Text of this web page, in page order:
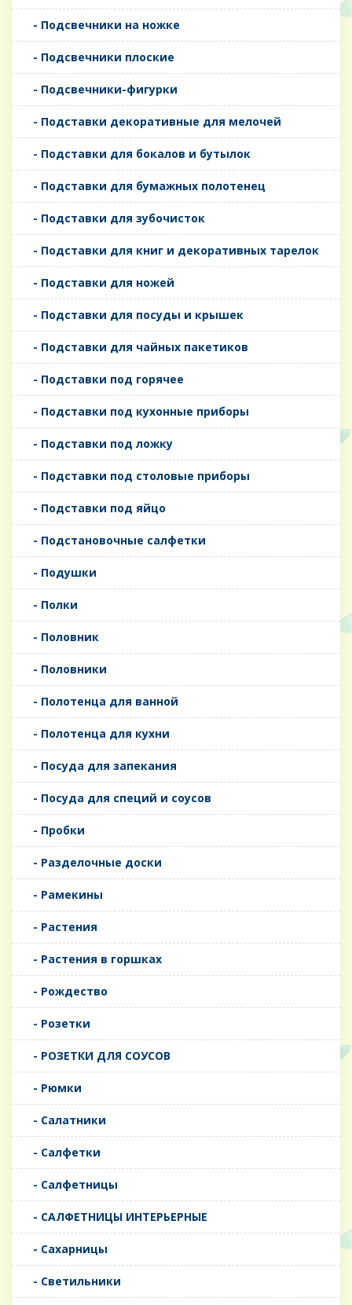
- Подсвечники на ножке
- Подсвечники плоские
- Подсвечники-фигурки
- Подставки декоративные для мелочей
- Подставки для бокалов и бутылок
- Подставки для бумажных полотенец
- Подставки для зубочисток
- Подставки для книг и декоративных тарелок
- Подставки для ножей
- Подставки для посуды и крышек
- Подставки для чайных пакетиков
- Подставки под горячее
- Подставки под кухонные приборы
- Подставки под ложку
- Подставки под столовые приборы
- Подставки под яйцо
- Подстановочные салфетки
- Подушки
- Полки
- Половник
- Половники
- Полотенца для ванной
- Полотенца для кухни
- Посуда для запекания
- Посуда для специй и соусов
- Пробки
- Разделочные доски
- Рамекины
- Растения
- Растения в горшках
- Рождество
- Розетки
- РОЗЕТКИ ДЛЯ СОУСОВ
- Рюмки
- Салатники
- Салфетки
- Салфетницы
- САЛФЕТНИЦЫ ИНТЕРЬЕРНЫЕ
- Сахарницы
- Светильники